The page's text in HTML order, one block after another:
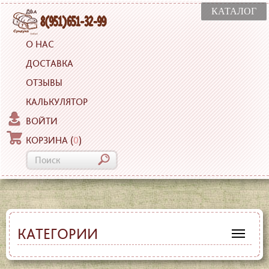
КАТАЛОГ
О НАС
ДОСТАВКА
ОТЗЫВЫ
КАЛЬКУЛЯТОР
ВОЙТИ
КОРЗИНА (0)
КАТЕГОРИИ